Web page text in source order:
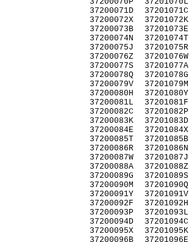
37200071D
37200072X
37200073B
37200074N
37200075J
37200076Z
37200077S
37200078Q
37200079V
37200080H
37200081L
37200082C
37200083K
37200084E
37200085T
37200086R
37200087W
37200088A
37200089G
37200090M
37200091Y
37200092F
37200093P
37200094D
37200095X
37200096B
37201071C
37201072K
37201073E
37201074T
37201075R
37201076W
37201077A
37201078G
37201079M
37201080Y
37201081F
37201082P
37201083D
37201084X
37201085B
37201086N
37201087J
37201088Z
37201089S
37201090Q
37201091V
37201092H
37201093L
37201094C
37201095K
37201096E